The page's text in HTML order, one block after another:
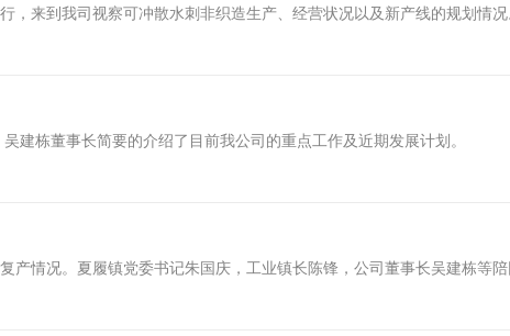
来到我司视察可冲散水刺非织造生产、经营状况以及新产线的规划情况
栋董事长简要的介绍了目前我公司的重点工作及近期发展计划。
情况。夏履镇党委书记朱国庆，工业镇长陈锋，公司董事长吴建栋等陪